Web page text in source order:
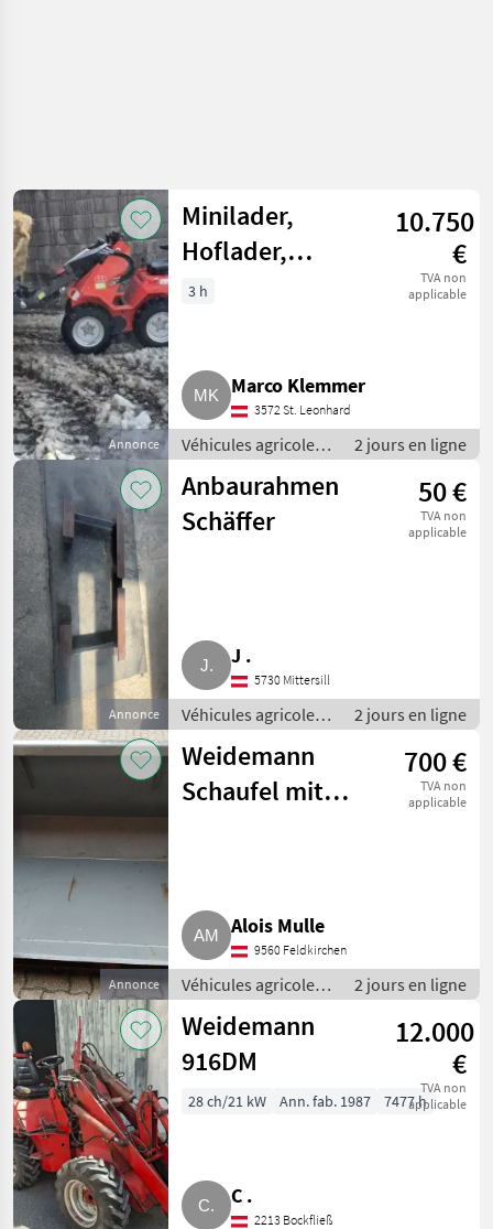
Annonce
Minilader,
Hoflader,
Hoftruck
10.750
€
TVA non
applicable
3 h
Marco Klemmer
3572 St. Leonhard
Véhicules agricoles
à moteur /
Chargeurs de ferme
2 jours en ligne
Annonce
Anbaurahmen
Schäffer
50 €
TVA non
applicable
J .
5730 Mittersill
Véhicules agricoles
à moteur /
Chargeurs de ferme
2 jours en ligne
Annonce
Weidemann
Schaufel mit
700 €
TVA non
applicable
Alois Mulle
9560 Feldkirchen
Véhicules agricoles
à moteur /
Chargeurs de ferme
2 jours en ligne
Weidemann
916DM
12.000
€
TVA non
applicable
28 ch/21 kW Ann. fab. 1987 7477 h
C .
2213 Bockfließ